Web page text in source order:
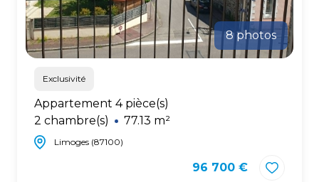
8 photos
Exclusivité
Appartement 4 pièce(s)
2 chambre(s)
77.13 m²
Limoges (87100)
96 700 €